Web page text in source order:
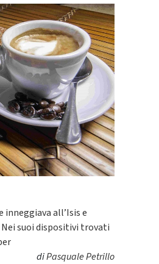
all’Isis e
suoi dispositivi trovati
diPasquale Petrillo